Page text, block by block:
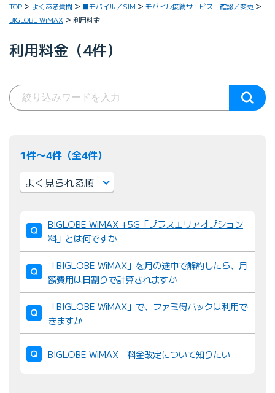
TOP よくある質問 ■モバイル／SIM
モバイル接続サービス 確認／変更
BIGLOBE WiMAX
利用料金
利用料金（4件）
1件〜4件（全4件）
び
替
え
：
BIGLOBE WiMAX +5G「プラスエリアオプション
料」とは何ですか
「BIGLOBE WiMAX」を月の途中で解約したら、月
額費用は日割りで計算されますか
「BIGLOBE WiMAX」で、ファミ得パックは利用で
きますか
BIGLOBE WiMAX 料金改定について知りたい